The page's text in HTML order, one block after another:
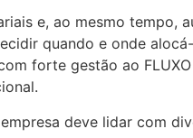
e, ao mesmo tempo,
quando e onde
forte gestão ao
deve lidar com